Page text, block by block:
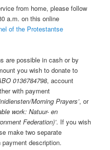
from home, please follow
a.m. on this online
of the Protestantse
are possible in cash or by
you wish to donate to
0136784798, account
with payment
Morning Prayers’, or
work: Natuur- en
Federation)’. If you wish
make two separate
description.